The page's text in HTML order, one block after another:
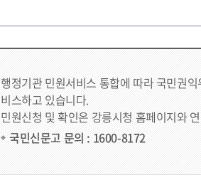
행정기관 민원서비스 통합에 따라 국민권
비스하고 있습니다.
민원신청 및 확인은 강릉시청 홈페이지와
국민신문고 문의 : 1600-8172